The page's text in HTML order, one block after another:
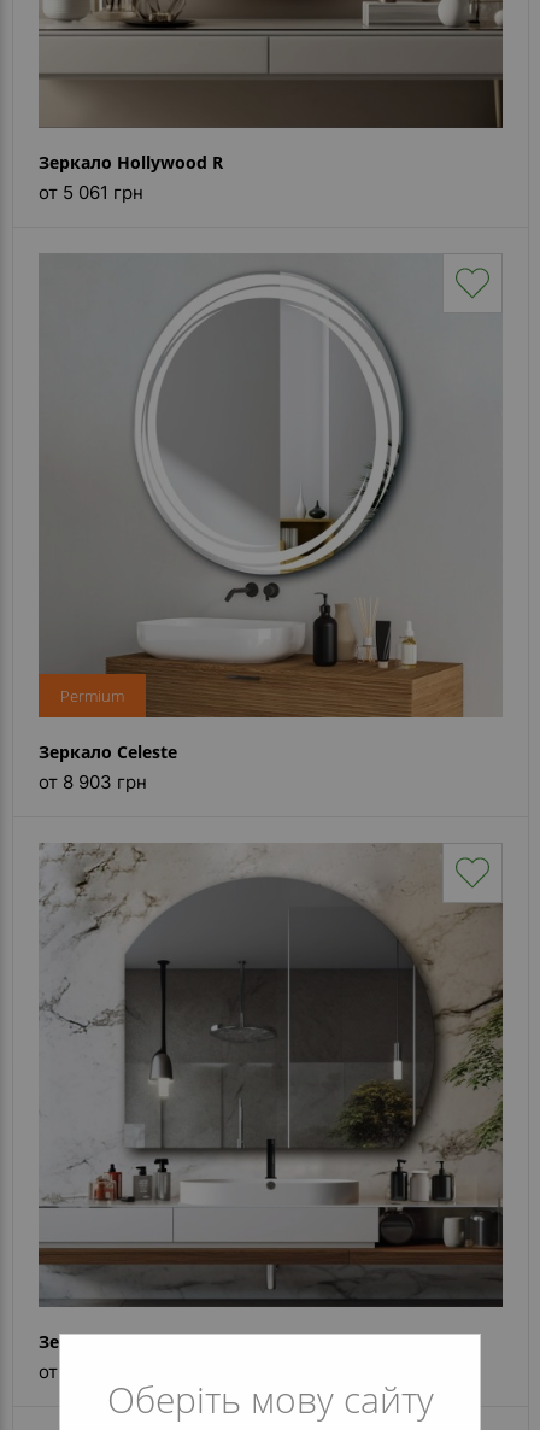
Оберіть мову сайту
Зеркало Hollywood R
от 5 061 грн
Permium
Зеркало Celeste
от 8 903 грн
Зеркало Sun Rise
от 2 760 грн